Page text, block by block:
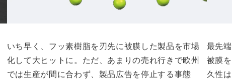
いち早く、フッ素樹脂を刃先に被膜した製品を市場
化して大ヒットに。ただ、あまりの売れ行きで欧州
では生産が間に合わず、製品広告を停止する事態
最先
被膜
久性